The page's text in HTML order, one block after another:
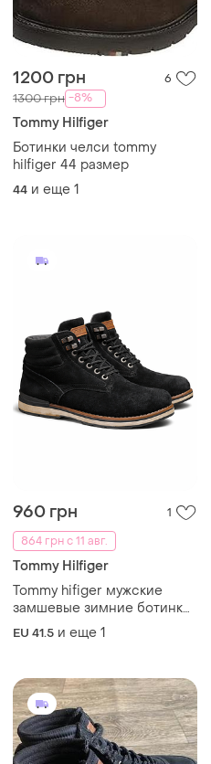
1200 грн 6
1300 грн -8%
Tommy Hilfiger
Ботинки челси tommy
hilfiger 44 размер
44 и еще 1
960 грн
1
864 грн с 11 авг.
Tommy Hilfiger
Tommy hifiger мужские
замшевые зимние ботинки
на меху размер 41,5-42 (27
см)
EU 41.5 и еще 1